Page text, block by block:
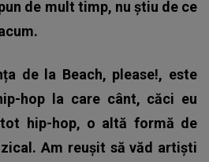
de mult timp, nu știu de ce
de la Beach, please!, este
hop la care cânt, căci eu
hip-hop, o altă formă de
Am reușit să văd artiști